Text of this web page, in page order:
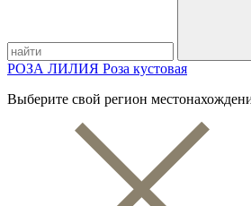
РОЗА ЛИЛИЯ Роза кустовая
Выберите свой регион